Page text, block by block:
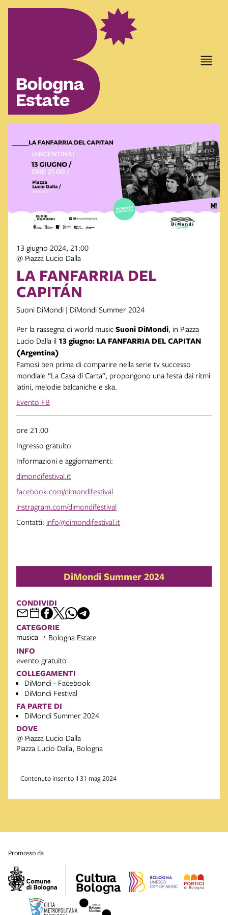
13 giugno 2024, 21:00
@ Piazza Lucio Dalla
LA FANFARRIA DEL
CAPITÁN
Suoni DiMondi | DiMondi Summer 2024
Per la rassegna di world music Suoni DiMondi, in Piazza
Lucio Dalla il 13 giugno: LA FANFARRIA DEL CAPITAN
(Argentina)
Famosi ben prima di comparire nella serie tv successo
mondiale “La Casa di Carta”, propongono una festa dai ritmi
latini, melodie balcaniche e ska.
Evento FB
ore 21.00
Ingresso gratuito
Informazioni e aggiornamenti:
dimondifestival.it
facebook.com/dimondifestival
instragram.com/dimondifestival
Contatti: info@dimondifestival.it
DiMondi Summer 2024
CONDIVIDI
CATEGORIE
musica Bologna Estate
INFO
evento gratuito
COLLEGAMENTI
DiMondi - Facebook
DiMondi Festival
FA PARTE DI
DiMondi Summer 2024
DOVE
@ Piazza Lucio Dalla
Piazza Lucio Dalla, Bologna
Contenuto inserito il 31 mag 2024
promosso da